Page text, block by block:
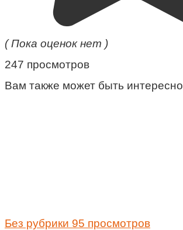
( Пока оценок нет )
247 просмотров
Вам также может быть интересно
Без рубрики 95 просмотров